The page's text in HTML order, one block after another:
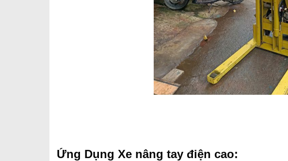
Ứng Dụng Xe nâng tay điện cao: